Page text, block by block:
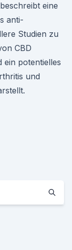
eine
anti-
Studien zu
CBD
ein potentielles
und